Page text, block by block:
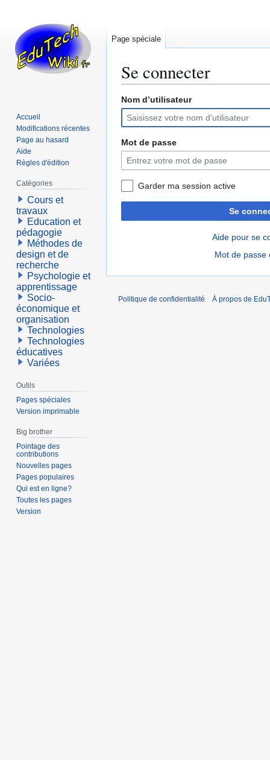
Se connecter
Aller
la
navigation
Aller
la
recherche
Nom d’utilisateur
Mot de passe
Garder ma session active
Se
Aide pour se
Mot de passe
Page spéciale
Accueil
Modifications récentes
Page au hasard
Aide
Règles d'édition
Catégories
Cours et
travaux
Education et
pédagogie
Méthodes de
design et de
recherche
Psychologie et
apprentissage
Socio-
économique et
organisation
Technologies
Technologies
éducatives
Variées
Outils
Pages spéciales
Version imprimable
Big brother
Pointage des
contributions
Nouvelles pages
Pages populaires
Qui est en ligne?
Toutes les pages
Version
Politique de confidentialité À propos de